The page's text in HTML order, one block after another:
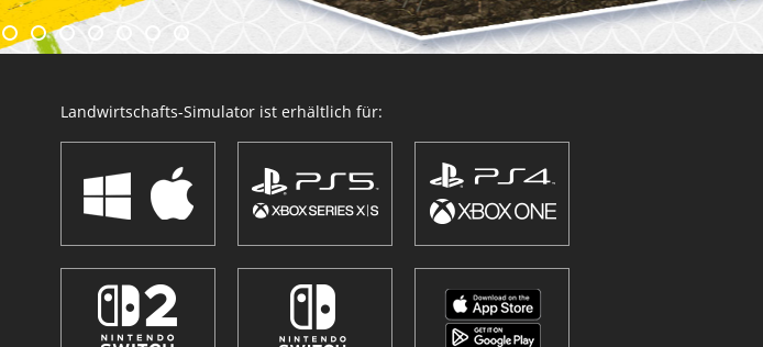
Landwirtschafts-Simulator ist erhältlich für: